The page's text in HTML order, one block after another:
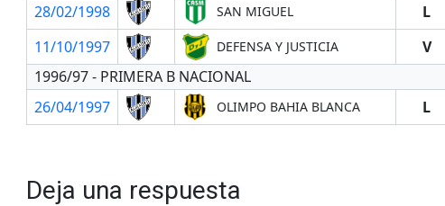
28/02/1998
SAN MIGUEL L
11/10/1997
DEFENSA Y JUSTICIA V
1996/97 - PRIMERA B NACIONAL
26/04/1997
OLIMPO BAHIA BLANCA L
Deja una respuesta